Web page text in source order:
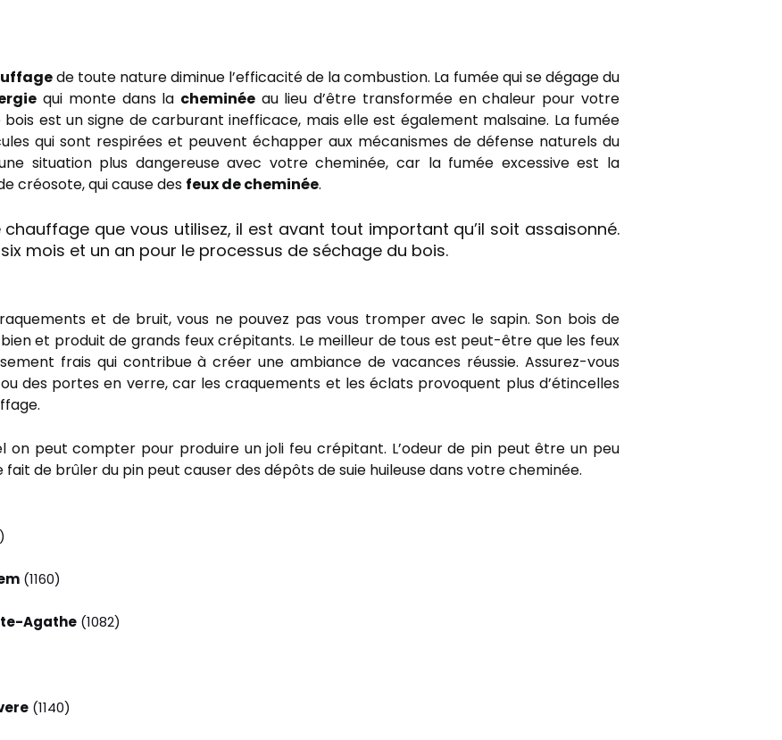
de toute nature diminue l’efficacité de la combustion. La fumée qui se dégage du
qui monte dans la cheminée au lieu d’être transformée en chaleur pour votre
est un signe de carburant inefficace, mais elle est également malsaine. La fumée
qui sont respirées et peuvent échapper aux mécanismes de défense naturels du
situation plus dangereuse avec votre cheminée, car la fumée excessive est la
créosote, qui cause des feux de cheminée.
que vous utilisez, il est avant tout important qu’il soit assaisonné.
mois et un an pour le processus de séchage du bois.
et de bruit, vous ne pouvez pas vous tromper avec le sapin. Son bois de
et produit de grands feux crépitants. Le meilleur de tous est peut-être que les feux
frais qui contribue à créer une ambiance de vacances réussie. Assurez-vous
des portes en verre, car les craquements et les éclats provoquent plus d’étincelles
on peut compter pour produire un joli feu crépitant. L’odeur de pin peut être un peu
de brûler du pin peut causer des dépôts de suie huileuse dans votre cheminée.
(1160)
Agathe (1082)
(1140)